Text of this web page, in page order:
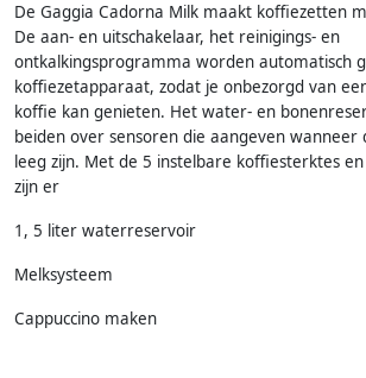
De Gaggia Cadorna Milk maakt koffiezetten
De aan- en uitschakelaar, het reinigings- en
ontkalkingsprogramma worden automatisch
koffiezetapparaat, zodat je onbezorgd van
koffie kan genieten. Het water- en
beiden over sensoren die aangeven wanneer
leeg zijn. Met de 5 instelbare koffiesterktes
zijn er
1, 5 liter waterreservoir
Melksysteem
Cappuccino maken